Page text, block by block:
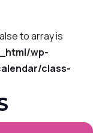
to array is
wp-
class-